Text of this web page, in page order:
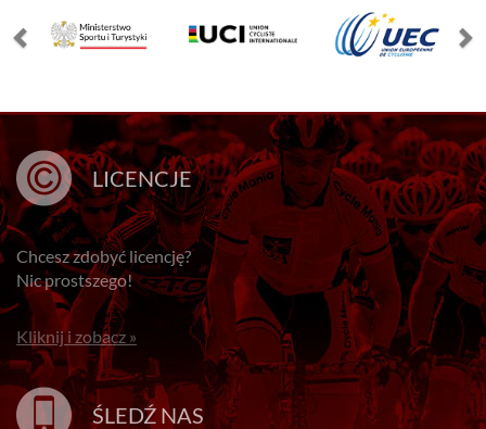
LICENCJE
Chcesz zdobyć licencję?
Nic prostszego!
Kliknij i zobacz »
ŚLEDŹ NAS